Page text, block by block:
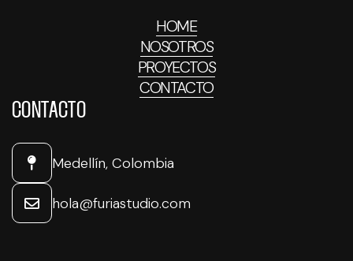
HOME
NOSOTROS
PROYECTOS
CONTACTO
CONTACTO
Medellín, Colombia
hola@furiastudio.com